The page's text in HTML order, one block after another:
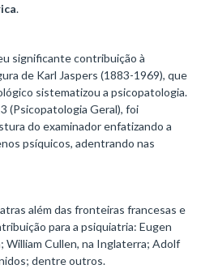
.
significante contribuição à
de Karl Jaspers (1883-1969), que
sistematizou a psicopatologia.
(Psicopatologia Geral), foi
do examinador enfatizando a
psíquicos, adentrando nas
além das fronteiras francesas e
para a psiquiatria: Eugen
William Cullen, na Inglaterra; Adolf
dentre outros.